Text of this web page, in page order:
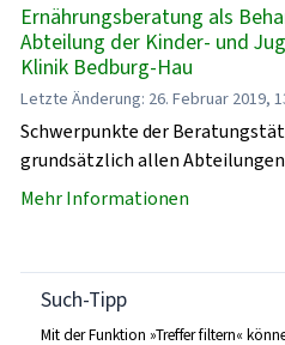
Ernährungsberatung als
Abteilung der Kinder- und
Klinik Bedburg-Hau
Letzte Änderung: 26. Februar 2019,
Schwerpunkte der
grundsätzlich allen
Mehr Informationen
Such-Tipp
Mit der Funktion »Treffer filtern«